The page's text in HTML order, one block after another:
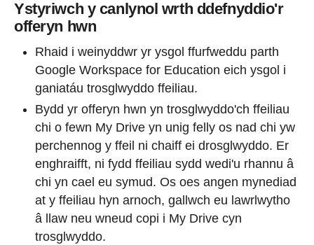
Ystyriwch y canlynol wrth ddefnyddio'r
offeryn hwn
Rhaid i weinyddwr yr ysgol ffurfweddu parth
Google Workspace for Education eich ysgol i
ganiatáu trosglwyddo ffeiliau.
Bydd yr offeryn hwn yn trosglwyddo'ch ffeiliau
chi o fewn My Drive yn unig felly os nad chi yw
perchennog y ffeil ni chaiff ei drosglwyddo. Er
enghraifft, ni fydd ffeiliau sydd wedi'u rhannu â
chi yn cael eu symud. Os oes angen mynediad
at y ffeiliau hyn arnoch, gallwch eu lawrlwytho
â llaw neu wneud copi i My Drive cyn
trosglwyddo.